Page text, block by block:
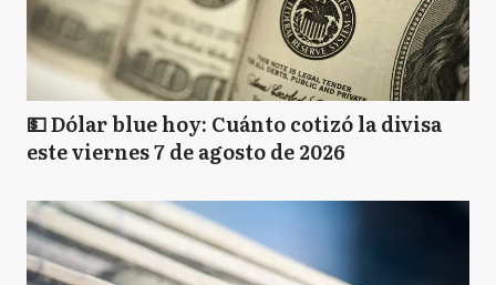
💵 Dólar blue hoy: Cuánto cotizó la divisa
este viernes 7 de agosto de 2026